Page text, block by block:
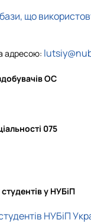
що
адресою:
ОС
075
у НУБіП
НУБіП